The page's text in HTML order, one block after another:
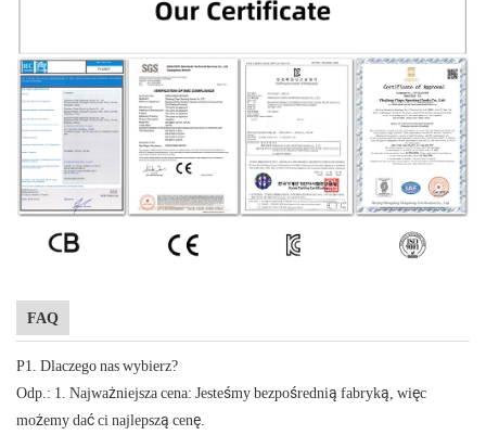
FAQ
P1. Dlaczego nas wybierz?
Odp.: 1. Najważniejsza cena: Jesteśmy bezpośrednią fabryką, więc
możemy dać ci najlepszą cenę.